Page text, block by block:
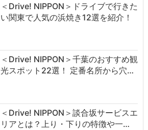
＜Drive! NIPPON＞ドライブで行きた
い関東で人気の浜焼き12選を紹介！
＜Drive! NIPPON＞千葉のおすすめ観
光スポット22選！ 定番名所から穴…
＜Drive! NIPPON＞談合坂サービスエ
リアとは？上り・下りの特徴や一…